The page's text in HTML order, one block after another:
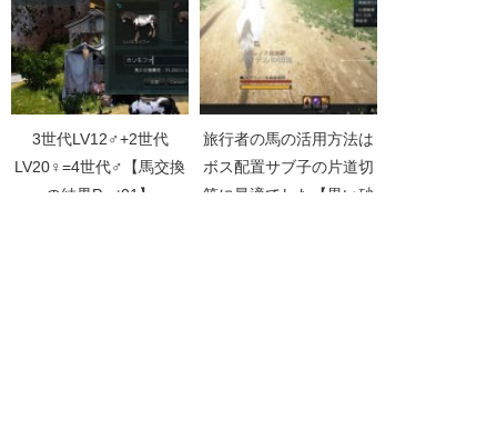
3世代LV12♂+2世代
LV20♀=4世代♂【馬交換
の結果Part01】
旅行者の馬の活用方法は
ボス配置サブ子の片道切
符に最適でした【黒い砂